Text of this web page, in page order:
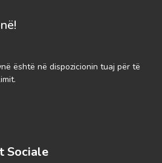
është në dispozicionin tuaj për të
Sociale